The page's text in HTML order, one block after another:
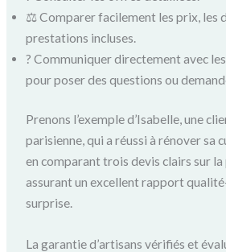
⚖️ Comparer facilement les prix, les
prestations incluses.
? Communiquer directement avec
pour poser des questions ou
Prenons l’exemple d’Isabelle, une
parisienne, qui a réussi à rénover sa
en comparant trois devis clairs sur
assurant un excellent rapport
surprise.
La garantie d’artisans vérifiés et